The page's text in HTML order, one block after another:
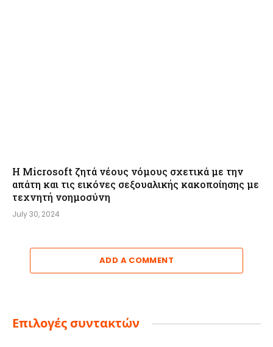
Η Microsoft ζητά νέους νόμους σχετικά με την
απάτη και τις εικόνες σεξουαλικής κακοποίησης με
τεχνητή νοημοσύνη
July 30, 2024
ADD A COMMENT
Επιλογές συντακτών